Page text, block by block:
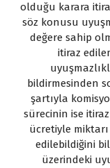
olduğu karara
söz konusu
değere sahip
itiraz
bildirmesinden
şartıyla
sürecinin ise
ücretiyle
edilebildiğini
üzerindeki